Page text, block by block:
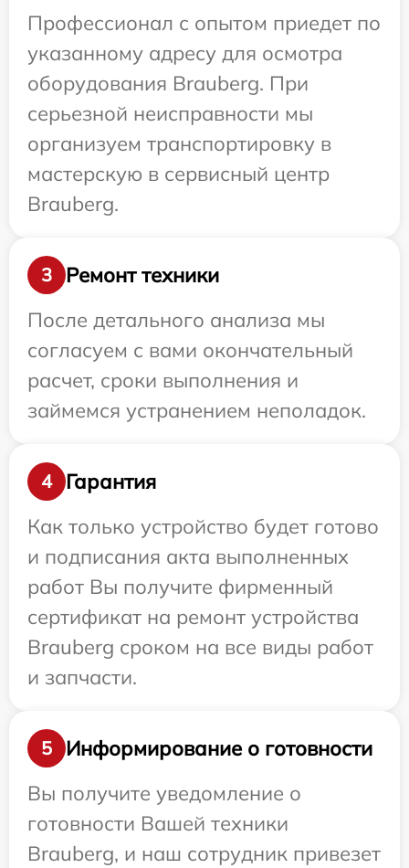
Профессионал с опытом приедет по
указанному адресу для осмотра
оборудования Brauberg. При
серьезной неисправности мы
организуем транспортировку в
мастерскую в сервисный центр
Brauberg.
3
Ремонт техники
После детального анализа мы
согласуем с вами окончательный
расчет, сроки выполнения и
займемся устранением неполадок.
4
Гарантия
Как только устройство будет готово
и подписания акта выполненных
работ Вы получите фирменный
сертификат на ремонт устройства
Brauberg сроком на все виды работ
и запчасти.
5
Информирование о готовности
Вы получите уведомление о
готовности Вашей техники
Brauberg, и наш сотрудник привезет